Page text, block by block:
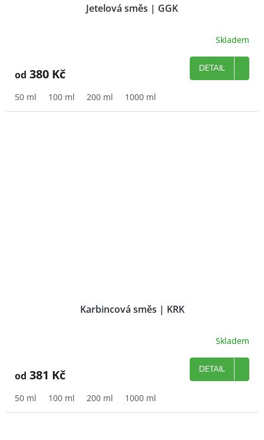
Jetelová směs | GGK
Skladem
od 380 Kč DETAIL
50 ml 100 ml 200 ml 1000 ml
Karbincová směs | KRK
Skladem
od 381 Kč DETAIL
50 ml 100 ml 200 ml 1000 ml